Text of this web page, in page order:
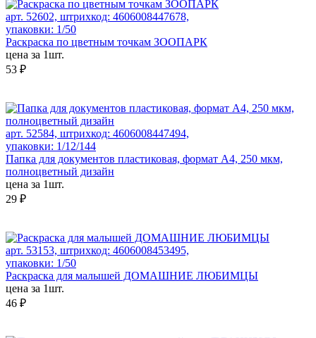
арт. 52602, штрихкод: 4606008447678,
упаковки: 1/50
Раскраска по цветным точкам ЗООПАРК
цена за 1шт.
53 ₽
арт. 52584, штрихкод: 4606008447494,
упаковки: 1/12/144
Папка для документов пластиковая, формат А4, 250 мкм,
полноцветный дизайн
цена за 1шт.
29 ₽
арт. 53153, штрихкод: 4606008453495,
упаковки: 1/50
Раскраска для малышей ДОМАШНИЕ ЛЮБИМЦЫ
цена за 1шт.
46 ₽